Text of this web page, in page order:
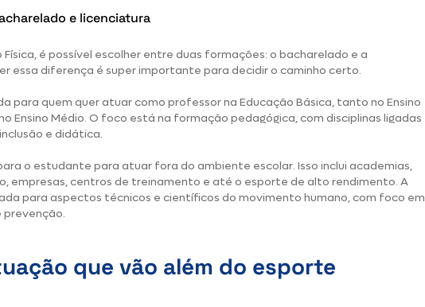
e licenciatura
Física, é possível escolher entre duas formações: o bacharelado e a
essa diferença é super importante para decidir o caminho certo.
para quem quer atuar como professor na Educação Básica, tanto no Ensino
Ensino Médio. O foco está na formação pedagógica, com disciplinas ligadas
e didática.
o estudante para atuar fora do ambiente escolar. Isso inclui academias,
empresas, centros de treinamento e até o esporte de alto rendimento. A
para aspectos técnicos e científicos do movimento humano, com foco em
prevenção.
que vão além do esporte